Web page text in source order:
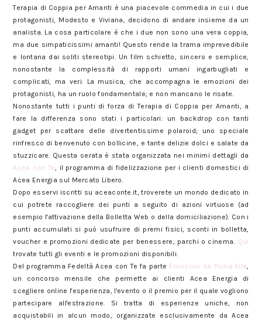
Terapia di Coppia per Amanti è una piacevole commedia in cui i due
protagonisti, Modesto e Viviana, decidono di andare insieme da un
analista. La cosa particolare è che i due non sono una vera coppia,
ma due simpaticissimi amanti! Questo rende la trama imprevedibile
e lontana dai soliti stereotipi. Un film schietto, sincero e semplice,
nonostante la complessità di rapporti umani ingarbugliati e
complicati, ma veri. La musica, che accompagna le emozioni dei
protagonisti, ha un ruolo fondamentale; e non mancano le risate.
Nonostante tutti i punti di forza di Terapia di Coppia per Amanti, a
fare la differenza sono stati i particolari: un backdrop con tanti
gadget per scattare delle divertentissime polaroid; uno speciale
rinfresco di benvenuto con bollicine, e tante delizie dolci e salate da
stuzzicare. Questa serata è stata organizzata nei minimi dettagli da
Acea con Te, il programma di fidelizzazione per i clienti domestici di
Acea Energia sul Mercato Libero.
Dopo esservi iscritti su aceaconte.it, troverete un mondo dedicato in
cui potrete raccogliere dei punti a seguito di azioni virtuose (ad
esempio l'attivazione della Bolletta Web o della domiciliazione). Con i
punti accumulati si può usufruire di premi fisici, sconti in bolletta,
voucher e promozioni dedicate per benessere, parchi o cinema. Qui
trovate tutti gli eventi e le promozioni disponibili.
Del programma Fedeltà Acea con Te fa parte Emozioni da Prima Fila,
un concorso mensile che permette ai clienti Acea Energia di
scegliere online l'esperienza, l'evento o il premio per il quale vogliono
partecipare all'estrazione. Si tratta di esperienze uniche, non
acquistabili in alcun modo, organizzate esclusivamente da Acea